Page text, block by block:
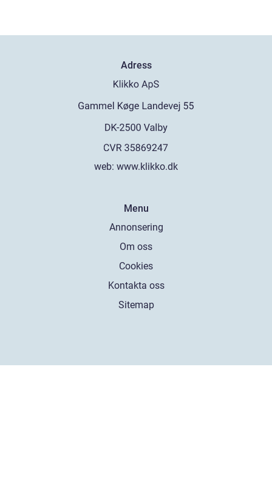
Adress
web: www.klikko.dk
Menu
Annonsering
Om oss
Cookies
Kontakta oss
Sitemap